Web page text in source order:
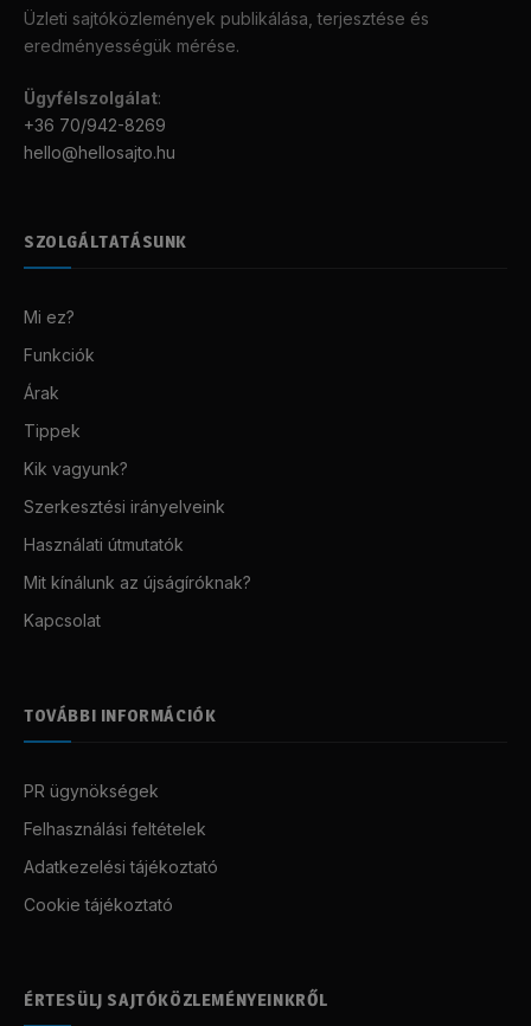
Üzleti sajtóközlemények publikálása, terjesztése és
eredményességük mérése.
Ügyfélszolgálat:
+36 70/942-8269
hello@hellosajto.hu
SZOLGÁLTATÁSUNK
Mi ez?
Funkciók
Árak
Tippek
Kik vagyunk?
Szerkesztési irányelveink
Használati útmutatók
Mit kínálunk az újságíróknak?
Kapcsolat
TOVÁBBI INFORMÁCIÓK
PR ügynökségek
Felhasználási feltételek
Adatkezelési tájékoztató
Cookie tájékoztató
ÉRTESÜLJ SAJTÓKÖZLEMÉNYEINKRŐL